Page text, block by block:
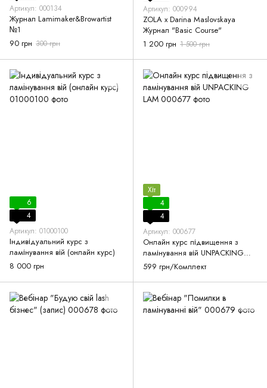
Артикул: 000134
Журнал Lamimaker&Browartist
№1
90 грн 300 грн
Артикул: 000994
ZOLA x Darina Maslovskaya
Журнал "Basic Course"
1 200 грн 1 500 грн
6
4
Артикул: 01000100
Індивідуальний курс з
ламінування вій (онлайн курс)
8 000 грн
Хіт
4
4
Артикул: 000677
Онлайн курс підвищення з
ламінування вій UNPACKING
LAM
599 грн/Комплект